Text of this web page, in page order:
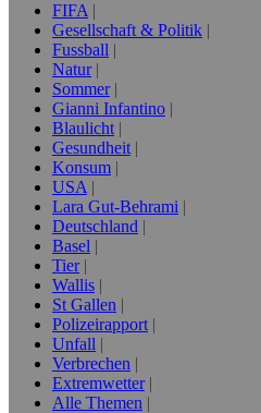
FIFA
Gesellschaft & Politik
Fussball
Natur
Sommer
Gianni Infantino
Blaulicht
Gesundheit
Konsum
USA
Lara Gut-Behrami
Deutschland
Basel
Tier
Wallis
St Gallen
Polizeirapport
Unfall
Verbrechen
Extremwetter
Alle Themen